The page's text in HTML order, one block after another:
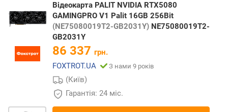
Відеокарта PALIT NVIDIA RTX5080
GAMINGPRO V1 Palit 16GB 256Bit
(NE75080019T2-GB2031Y) NE75080019T2-
GB2031Y
86 337 грн.
FOXTROT.UA
З нами 9 років
(Київ)
Гарантія: 24 міс.